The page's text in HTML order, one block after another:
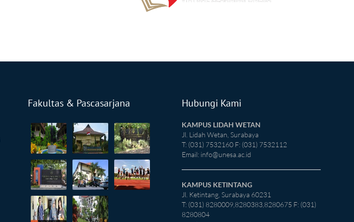
Fakultas & Pascasarjana Hubungi Kami
KAMPUS LIDAH WETAN
Jl. Lidah Wetan, Surabaya
T: (031) 7532160 F: (031) 7532112
Email: info@unesa.ac.id
KAMPUS KETINTANG
Jl. Ketintang, Surabaya 60231
T: (031) 8280009,8280383,8280675 F: (031)
8280804